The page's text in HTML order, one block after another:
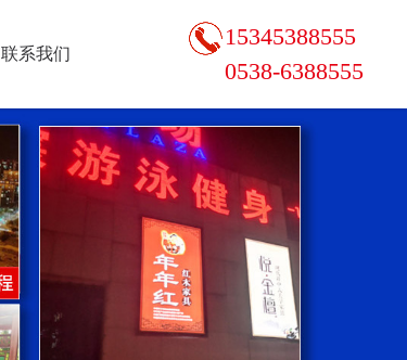
联系我们
15345388555
0538-6388555